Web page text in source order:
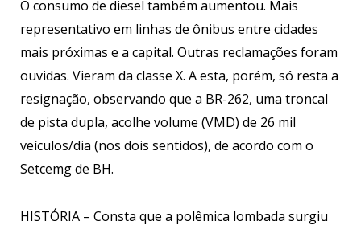
O consumo de diesel também aumentou. Mais
representativo em linhas de ônibus entre cidades
mais próximas e a capital. Outras reclamações foram
ouvidas. Vieram da classe X. A esta, porém, só resta a
resignação, observando que a BR-262, uma troncal
de pista dupla, acolhe volume (VMD) de 26 mil
veículos/dia (nos dois sentidos), de acordo com o
Setcemg de BH.
HISTÓRIA – Consta que a polêmica lombada surgiu